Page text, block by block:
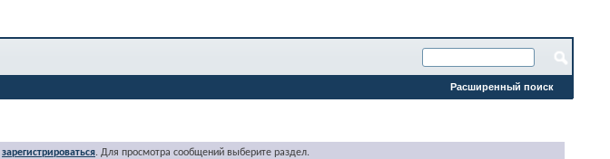
Расширенный поиск
зарегистрироваться. Для просмотра сообщений выберите раздел.